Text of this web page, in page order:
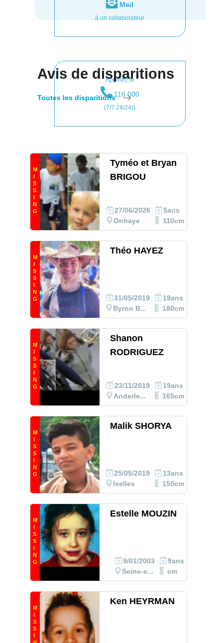
Mail
à un collaborateur
Appelez le
116 000
(7/7 24/24))
Avis de disparitions
Toutes les disparitions
M
S
S
N
G
Tyméo et Bryan
BRIGOU
27/06/2026
Onhaye
5ans
110cm
M
S
S
N
G
Théo HAYEZ
31/05/2019
Byron B...
19ans
180cm
M
S
S
N
G
Shanon
RODRIGUEZ
23/11/2019
Anderle...
19ans
165cm
M
S
S
N
G
Malik SHORYA
25/05/2019
Ixelles
13ans
150cm
M
S
S
N
G
Estelle MOUZIN
9/01/2003
Seine-e...
9ans
cm
M
S
S
Ken HEYRMAN